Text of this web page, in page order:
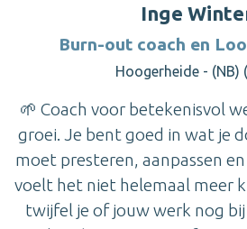
Inge
Burn-out coach en
Hoogerheide - (NB)
🌱 Coach voor betekenisvol
groei. Je bent goed in wat je
moet presteren, aanpassen
voelt het niet helemaal meer
twijfel je of jouw werk nog bij